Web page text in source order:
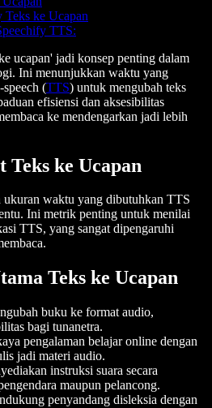
Teks ke Ucapan
TTS:
ucapan' jadi konsep penting dalam
Ini menunjukkan waktu yang
(TTS) untuk mengubah teks
efisiensi dan aksesibilitas
ke mendengarkan jadi lebih
ke Ucapan
ukuran waktu yang dibutuhkan TTS
Ini metrik penting untuk menilai
TTS, yang sangat dipengaruhi
Teks ke Ucapan
buku ke format audio,
bagi tunanetra.
pengalaman belajar online dengan
jadi materi audio.
instruksi suara secara
maupun pelancong.
penyandang disleksia dengan